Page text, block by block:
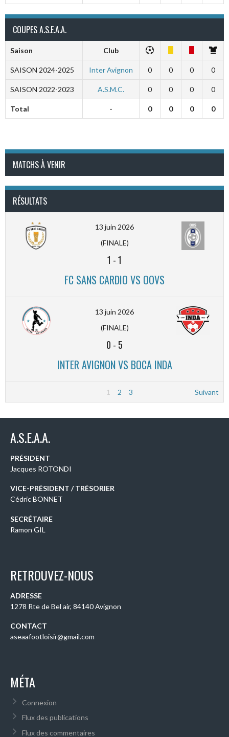
COUPES A.S.E.A.A.
Saison Club
SAISON 2024-2025 Inter Avignon 0 0 0 0
SAISON 2022-2023 A.S.M.C. 0 0 0 0
Total - 0 0 0 0
MATCHS À VENIR
RÉSULTATS
13 juin 2026
(FINALE)
1 -1
FC SANS CARDIO VS OOVS
13 juin 2026
(FINALE)
0 - 5
INTER AVIGNON VS BOCA INDA
1 2 3 Suivant
A.S.E.A.A.
PRÉSIDENT
Jacques ROTONDI
VICE-PRÉSIDENT / TRÉSORIER
Cédric BONNET
SECRÉTAIRE
Ramon GIL
RETROUVEZ-NOUS
ADRESSE
1278 Rte de Bel air, 84140 Avignon
CONTACT
aseaafootloisir@gmail.com
MÉTA
Connexion
Flux des publications
Flux des commentaires